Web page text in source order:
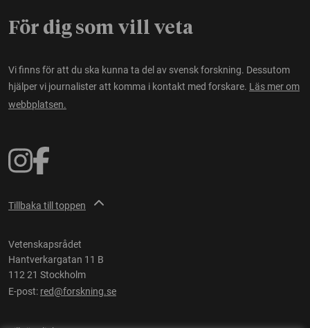
För dig som vill veta
Vi finns för att du ska kunna ta del av svensk forskning. Dessutom
hjälper vi journalister att komma i kontakt med forskare. Läs mer om
webbplatsen.
Tillbaka till toppen
Vetenskapsrådet
Hantverkargatan 11 B
112 21 Stockholm
E-post: red@forskning.se